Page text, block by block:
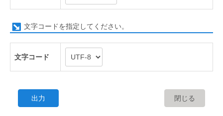
文字コードを指定してください。
文字コード